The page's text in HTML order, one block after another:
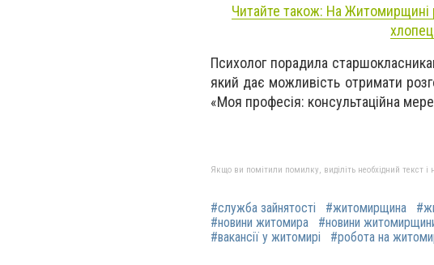
Читайте також: На Житомирщині
Психолог порадила
який дає можливість отримати
«Моя професія: консультаційна
Якщо ви помітили помилку, виділіть необхідний текст
#служба зайнятості #житомирщина
#новини житомира
#новини
#вакансії у житомирі
#робота на